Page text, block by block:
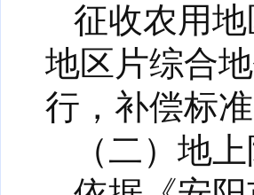
征收农用
地区片综合
行，补偿标
（二）地